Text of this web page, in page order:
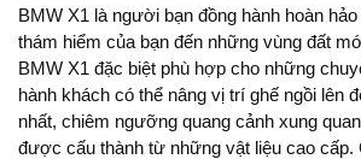
BMW X1 là người bạn đồng hành hoàn
thám hiểm của bạn đến những vùng đất
BMW X1 đặc biệt phù hợp cho những
hành khách có thể nâng vị trí ghế ngồi lên
nhất, chiêm ngưỡng quang cảnh xung
được cấu thành từ những vật liệu cao cấp.